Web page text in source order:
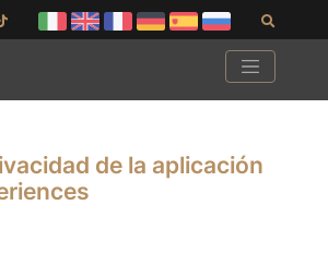
página
de la aplicación